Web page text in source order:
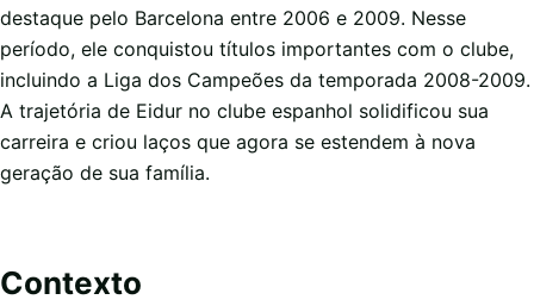
destaque pelo Barcelona entre 2006 e 2009. Nesse
período, ele conquistou títulos importantes com o clube,
incluindo a Liga dos Campeões da temporada 2008-2009.
A trajetória de Eidur no clube espanhol solidificou sua
carreira e criou laços que agora se estendem à nova
geração de sua família.
Contexto